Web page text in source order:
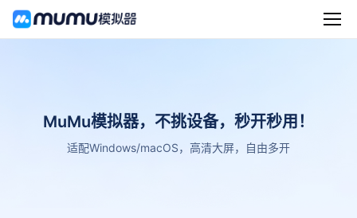
MuMu模拟器，不挑设备，秒开秒用！
适配Windows/macOS，高清大屏，自由多开